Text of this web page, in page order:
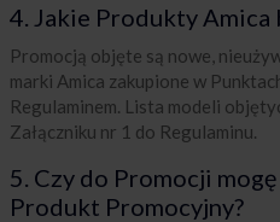
4. Jakie Produkty Amica
Promocją objęte są nowe,
marki Amica zakupione w
Regulaminem. Lista modeli
Załączniku nr 1 do Regulaminu.
5. Czy do Promocji
Produkt Promocyjny?